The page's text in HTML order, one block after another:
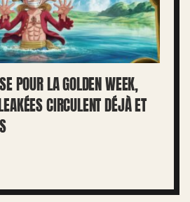
POUR LA GOLDEN WEEK,
CIRCULENT DÉJÀ ET